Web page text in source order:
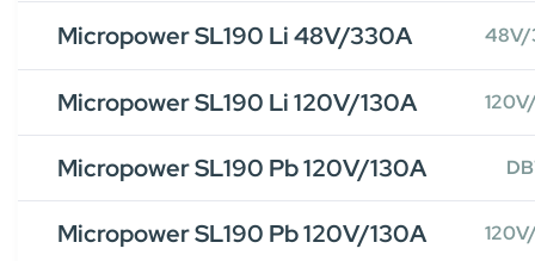
Micropower SL190 Li 48V/330A
Micropower SL190 Li 120V/130A
Micropower SL190 Pb 120V/130A
Micropower SL190 Pb 120V/130A